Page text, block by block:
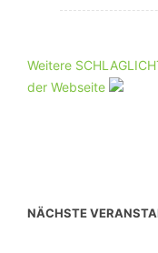
Weitere
der Webseite
NÄCHSTE